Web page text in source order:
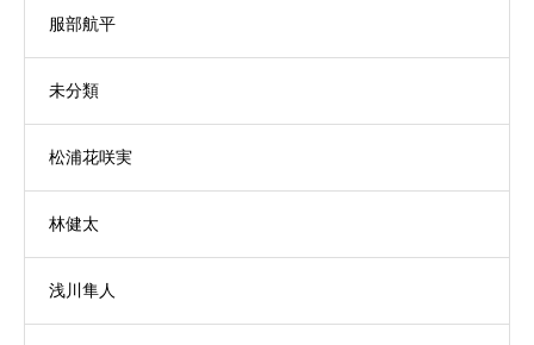
服部航平
未分類
松浦花咲実
林健太
浅川隼人